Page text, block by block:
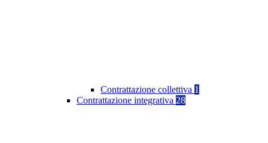
Contrattazione collettiva 1
Contrattazione integrativa 28